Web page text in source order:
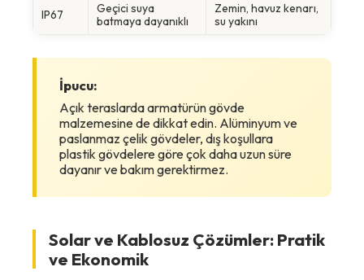
IP67
Geçici suya
batmaya dayanıklı
Zemin, havuz kenarı,
su yakını
İpucu:
Açık teraslarda armatürün gövde
malzemesine de dikkat edin. Alüminyum ve
paslanmaz çelik gövdeler, dış koşullara
plastik gövdelere göre çok daha uzun süre
dayanır ve bakım gerektirmez.
Solar ve Kablosuz Çözümler: Pratik
ve Ekonomik